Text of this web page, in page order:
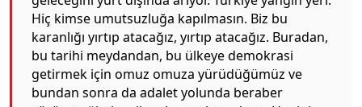
Hiç kimse umutsuzluğa kapılmasın. Biz bu
karanlığı yırtıp atacağız, yırtıp atacağız. Buradan,
bu tarihi meydandan, bu ülkeye demokrasi
getirmek için omuz omuza yürüdüğümüz ve
bundan sonra da adalet yolunda beraber